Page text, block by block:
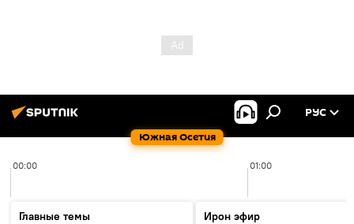
Южная Осетия
РУС
00:00 01:00
Главные темы
Ирон эфир